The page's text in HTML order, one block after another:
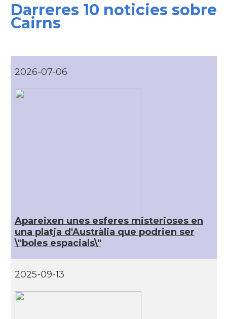
Casal Casal Català de Victòria
Darreres 10 noticies sobre
Cairns
2026-07-06
Apareixen unes esferes misterioses en
una platja d'Austràlia que podrien ser
\"boles espacials\"
2025-09-13